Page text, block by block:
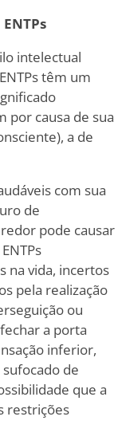
intelectual
têm um
por causa de sua
a de
com sua
de
pode causar
na vida, incertos
pela realização
ou
a porta
inferior,
de
que a
restrições